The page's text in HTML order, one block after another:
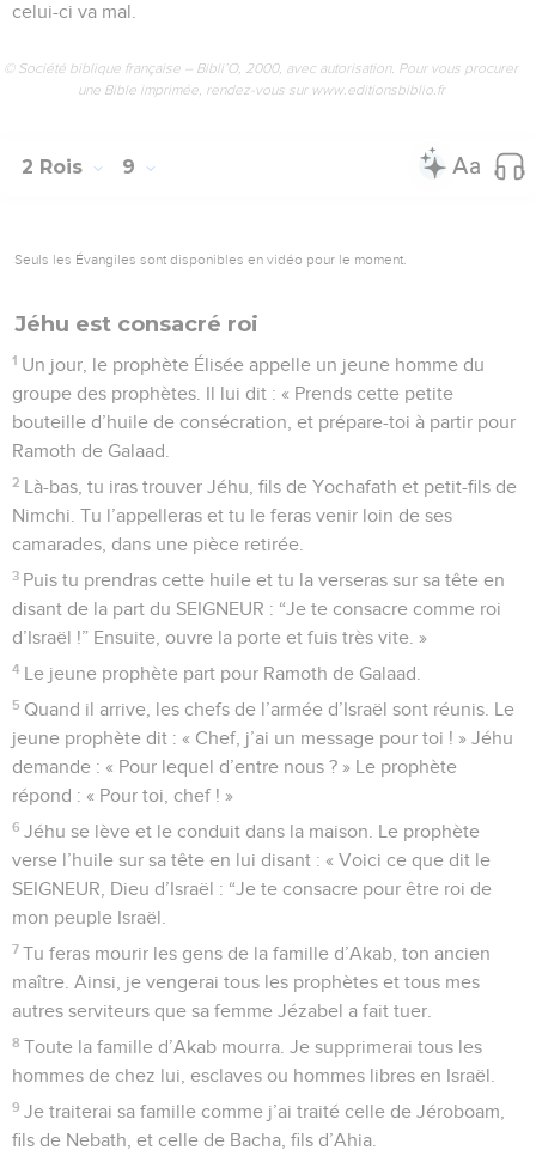
celui-ci va mal.
© Société biblique française – Bibli’O, 2000, avec autorisation. Pour vous procurer
une Bible imprimée, rendez-vous sur www.editionsbiblio.fr
2 Rois 9
Seuls les Évangiles sont disponibles en vidéo pour le moment.
Jéhu est consacré roi
1 Un jour, le prophète Élisée appelle un jeune homme du
groupe des prophètes. Il lui dit : « Prends cette petite
bouteille d’huile de consécration, et prépare-toi à partir pour
Ramoth de Galaad.
2 Là-bas, tu iras trouver Jéhu, fils de Yochafath et petit-fils de
Nimchi. Tu l’appelleras et tu le feras venir loin de ses
camarades, dans une pièce retirée.
3 Puis tu prendras cette huile et tu la verseras sur sa tête en
disant de la part du SEIGNEUR : “Je te consacre comme roi
d’Israël !” Ensuite, ouvre la porte et fuis très vite. »
4 Le jeune prophète part pour Ramoth de Galaad.
5 Quand il arrive, les chefs de l’armée d’Israël sont réunis. Le
jeune prophète dit : « Chef, j’ai un message pour toi ! » Jéhu
demande : « Pour lequel d’entre nous ? » Le prophète
répond : « Pour toi, chef ! »
6 Jéhu se lève et le conduit dans la maison. Le prophète
verse l’huile sur sa tête en lui disant : « Voici ce que dit le
SEIGNEUR, Dieu d’Israël : “Je te consacre pour être roi de
mon peuple Israël.
7 Tu feras mourir les gens de la famille d’Akab, ton ancien
maître. Ainsi, je vengerai tous les prophètes et tous mes
autres serviteurs que sa femme Jézabel a fait tuer.
8 Toute la famille d’Akab mourra. Je supprimerai tous les
hommes de chez lui, esclaves ou hommes libres en Israël.
9 Je traiterai sa famille comme j’ai traité celle de Jéroboam,
fils de Nebath, et celle de Bacha, fils d’Ahia.